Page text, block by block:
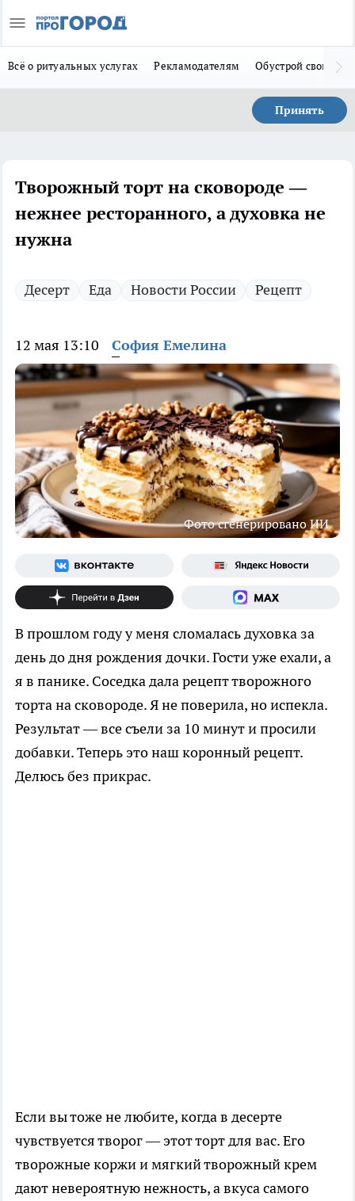
Всё о ритуальных услугах Рекламодателям Обустрой свой дом
Принять
Творожный торт на сковороде —
нежнее ресторанного, а духовка не
нужна
Десерт Еда Новости России Рецепт
12 мая 13:10 София Емелина
Фото сгенерировано ИИ
В прошлом году у меня сломалась духовка за
день до дня рождения дочки. Гости уже ехали, а
я в панике. Соседка дала рецепт творожного
торта на сковороде. Я не поверила, но испекла.
Результат — все съели за 10 минут и просили
добавки. Теперь это наш коронный рецепт.
Делюсь без прикрас.
Если вы тоже не любите, когда в десерте
чувствуется творог — этот торт для вас. Его
творожные коржи и мягкий творожный крем
дают невероятную нежность, а вкуса самого